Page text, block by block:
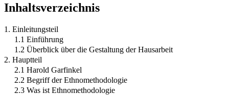
Inhaltsverzeichnis
1. Einleitungsteil
1.1 Einführung
1.2 Überblick über die Gestaltung der Hausarbeit
2. Hauptteil
2.1 Harold Garfinkel
2.2 Begriff der Ethnomethodologie
2.3 Was ist Ethnomethodologie